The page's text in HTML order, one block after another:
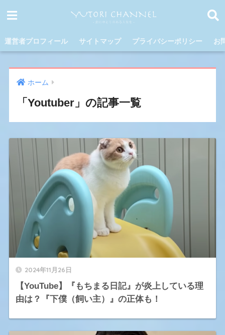
運営者プロフィール サイトマップ プライバシーポリシー お
ホーム
「Youtuber」の記事一覧
2024年11月26日
【YouTube】『もちまる日記』が炎上している理
由は？『下僕（飼い主）』の正体も！